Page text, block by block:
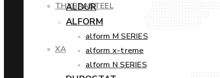
THYBRASTEEL
XAR
ALDUR
ALFORM
alform M SERIES
alform x-treme
alform N SERIES